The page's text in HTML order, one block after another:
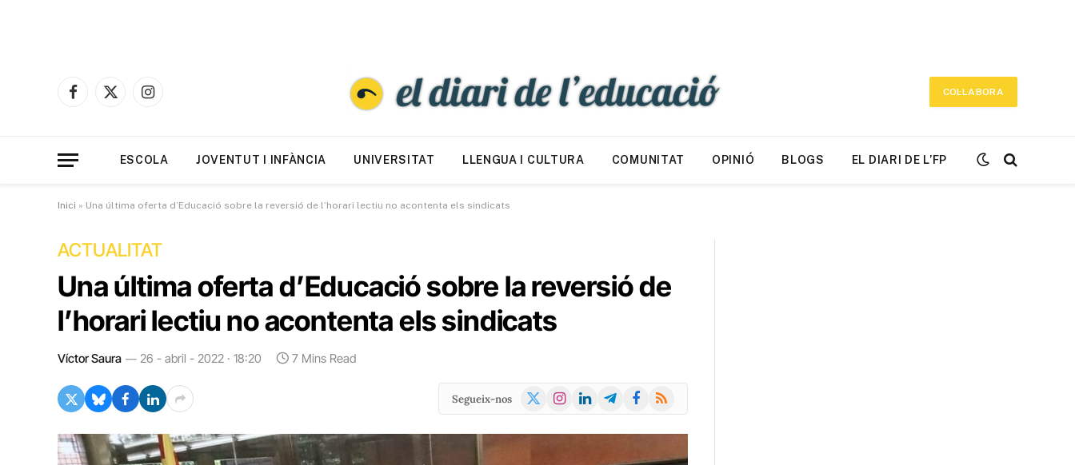
Facebook
X
Instagram
COL·LABORA
ESCOLA JOVENTUT I INFÀNCIA UNIVERSITAT LLENGUA I CULTURA COMUNITAT OPINIÓ BLOGS EL DIARI DE L’FP
Inici » Una última oferta d’Educació sobre la reversió de l’horari lectiu no acontenta els sindicats
ACTUALITAT
Una última oferta d’Educació sobre la reversió de
l’horari lectiu no acontenta els sindicats
Víctor Saura 26 - abril - 2022 · 18:20 7 Mins Read
Segueix-nos
X
Instagram
LinkedInTelegramFacebook
RSS